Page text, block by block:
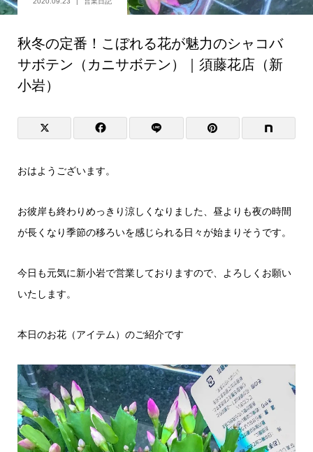
秋冬の定番！こぼれる花が魅力のシャコバ
サボテン（カニサボテン）｜須藤花店（新
小岩）
おはようございます。
お彼岸も終わりめっきり涼しくなりました、昼よりも夜の時間
が長くなり季節の移ろいを感じられる日々が始まりそうです。
今日も元気に新小岩で営業しておりますので、よろしくお願い
いたします。
本日のお花（アイテム）のご紹介です